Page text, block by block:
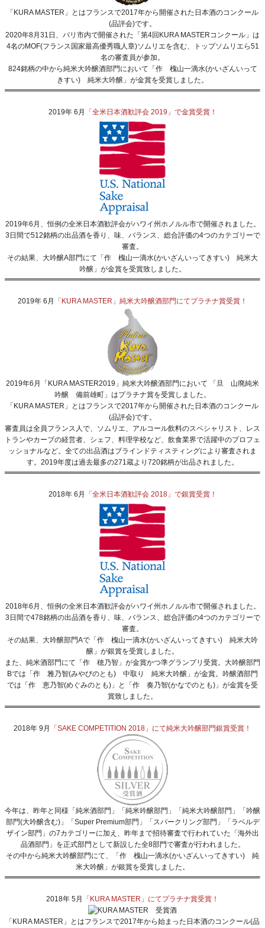
「KURA MASTER」とはフランスで2017年から開催された日本酒のコンクール
(品評会)です。
2020年8月31日、パリ市内で開催された「第4回KURA MASTERコンクール」は
4名のMOF(フランス国家最高優秀職人章)ソムリエを含む、トップソムリエら51
名の審査員が参加。
824銘柄の中から純米大吟醸酒部門において「作 槐山一滴水(かいざんいって
きすい) 純米大吟醸」が金賞を受賞しました。
2019年 6月 「全米日本酒歓評会 2019」で金賞受賞！
2019年6月、恒例の全米日本酒歓評会がハワイ州ホノルル市で開催されました。
3日間で512銘柄の出品酒を香り、味、バランス、総合評価の4つのカテゴリーで
審査。
その結果、大吟醸A部門にて「作 槐山一滴水(かいざんいってきすい) 純米大
吟醸」が金賞を受賞致しました。
2019年 6月 「KURA MASTER」純米大吟醸酒部門にてプラチナ賞受賞！
2019年6月「KURA MASTER2019」純米大吟醸酒部門において 「旦 山廃純米
吟醸 備前雄町」はプラチナ賞を受賞しました。
「KURA MASTER」とはフランスで2017年から開催された日本酒のコンクール
(品評会)です。
審査員は全員フランス人で、ソムリエ、アルコール飲料のスペシャリスト、レス
トランやカーブの経営者、シェフ、料理学校など、飲食業界で活躍中のプロフェ
ッショナルなど。全ての出品酒はブラインドティスティングにより審査されま
す。2019年度は過去最多の271蔵より720銘柄が出品されました。
2018年 6月 「全米日本酒歓評会 2018」で銀賞受賞！
2018年6月、恒例の全米日本酒歓評会がハワイ州ホノルル市で開催されました。
3日間で478銘柄の出品酒を香り、味、バランス、総合評価の4つのカテゴリーで
審査。
その結果、大吟醸部門Aで「作 槐山一滴水(かいざんいってきすい) 純米大吟
醸」が銀賞を受賞しました。
また、純米酒部門にて 「作 穂乃智」 が金賞かつ準グランプリ受賞。大吟醸部門
Bでは 「作 雅乃智(みやびのとも) 中取り 純米大吟醸」 が金賞。吟醸酒部門
では 「作 恵乃智(めぐみのとも)」 と 「作 奏乃智(かなでのとも)」 が金賞を受
賞致しました。
2018年 9月 「SAKE COMPETITION 2018」にて純米大吟醸部門銀賞受賞！
今年は、昨年と同様「純米酒部門」「純米吟醸部門」「純米大吟醸部門」「吟醸
部門(大吟醸含む)」「Super Premium部門」「スパークリング部門」「ラベルデ
ザイン部門」の7カテゴリーに加え、昨年まで招待審査で行われていた「海外出
品酒部門」を正式部門として新設した全8部門で審査が行われました。
その中から純米大吟醸部門にて、「作 槐山一滴水(かいざんいってきすい) 純
米大吟醸」が銀賞を受賞しました。
2018年 5月 「KURA MASTER」にてプラチナ賞受賞！
「KURA MASTER」とはフランスで2017年から始まった日本酒のコンクール(品